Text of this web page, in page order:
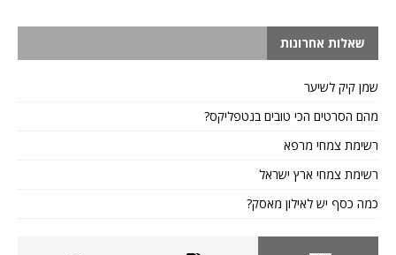
שאלות אחרונות
שמן קיק לשיער
מהם הסרטים הכי טובים בנטפליקס?
רשימת צמחי מרפא
רשימת צמחי ארץ ישראל
כמה כסף יש לאילון מאסק?